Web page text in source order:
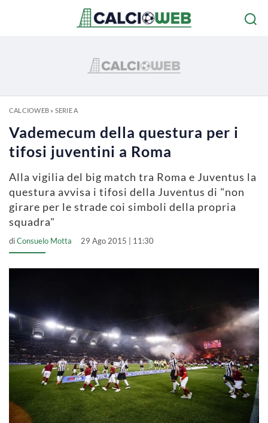
CALCIOWEB» SERIE A
Vademecum della questura per i
tifosi juventini a Roma
Alla vigilia del big match tra Roma e Juventus la
questura avvisa i tifosi della Juventus di "non
girare per le strade coi simboli della propria
squadra"
diConsuelo Motta 29 Ago 2015 | 11:30